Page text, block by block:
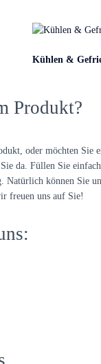
Kühlen &
Produkt?
oder möchten Sie
da. Füllen Sie
Natürlich können Sie
freuen uns auf Sie!